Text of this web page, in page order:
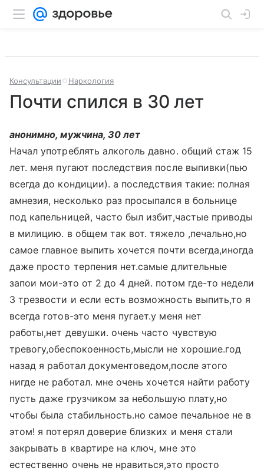
Консультации Наркология
Почти спился в 30 лет
анонимно, мужчина, 30 лет
Начал употреблять алкоголь давно. общий стаж 15
лет. меня пугают последствия после выпивки(пью
всегда до кондиции). а последствия такие: полная
амнезия, несколько раз просыпался в больнице
под капельницей, часто был избит,частые приводы
в милицию. в общем так вот. тяжело ,печально,но
самое главное выпить хочется почти всегда,иногда
даже просто терпения нет.самые длительные
запои мои-это от 2 до 4 дней. потом где-то недели
3 трезвости и если есть возможность выпить,то я
всегда готов-это меня пугает.у меня нет
работы,нет девушки. очень часто чувствую
тревогу,обеспокоенность,мысли не хорошие.год
назад я работал документоведом,после этого
нигде не работал. мне очень хочется найти работу
пусть даже грузчиком за небольшую плату,но
чтобы была стабильность.но самое печальное не в
этом! я потерял доверие близких и меня стали
закрывать в квартире на ключ, мне это
естественно очень не нравиться,это просто